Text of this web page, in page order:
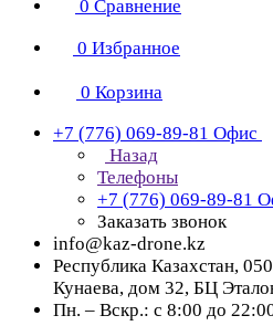
0 Сравнение
0 Избранное
0 Корзина
+7 (776) 069-89-81 Офис
Назад
Телефоны
+7 (776) 069-89-81
Заказать звонок
info@kaz-drone.kz
Республика Казахстан,
Кунаева, дом 32, БЦ
Пн. – Вскр.: с 8:00 до